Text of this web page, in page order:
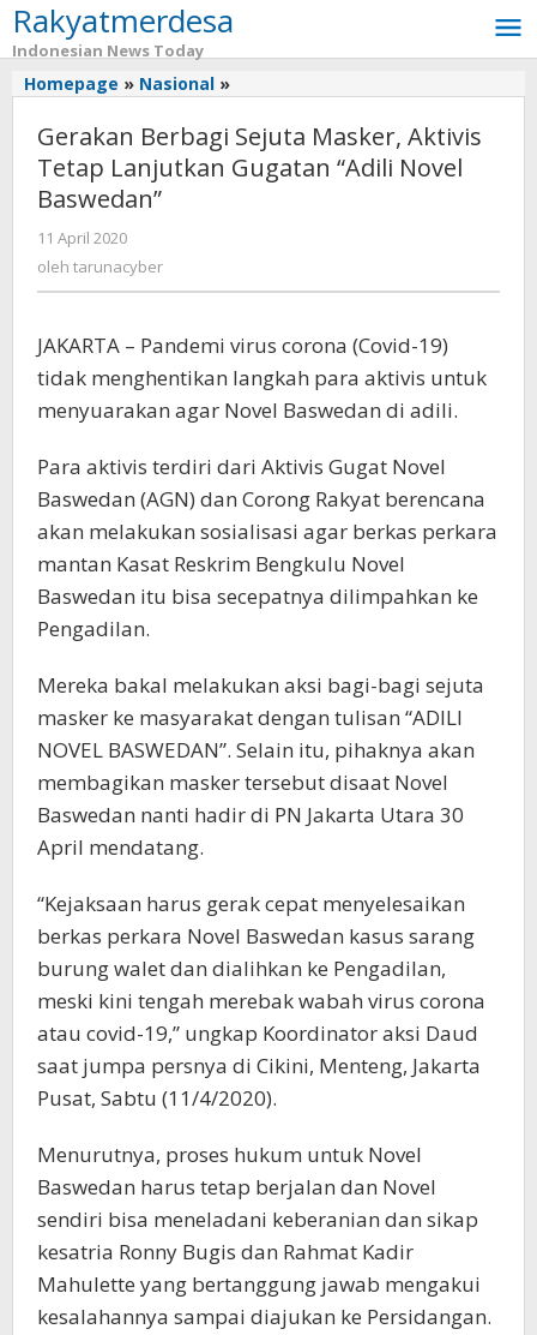
Lewati
ke
konten
Rakyatmerdesa
Indonesian News Today
Homepage » Nasional »
Sejuta
Masker,
Aktivis
"Adili
Baswedan"
Gerakan Berbagi Sejuta Masker, Aktivis
Tetap Lanjutkan Gugatan “Adili Novel
Baswedan”
11 April 2020
tarunacyber
oleh tarunacyber
JAKARTA – Pandemi virus corona (Covid-19)
tidak menghentikan langkah para aktivis untuk
menyuarakan agar Novel Baswedan di adili.
Para aktivis terdiri dari Aktivis Gugat Novel
Baswedan (AGN) dan Corong Rakyat berencana
akan melakukan sosialisasi agar berkas perkara
mantan Kasat Reskrim Bengkulu Novel
Baswedan itu bisa secepatnya dilimpahkan ke
Pengadilan.
Mereka bakal melakukan aksi bagi-bagi sejuta
masker ke masyarakat dengan tulisan “ADILI
NOVEL BASWEDAN”. Selain itu, pihaknya akan
membagikan masker tersebut disaat Novel
Baswedan nanti hadir di PN Jakarta Utara 30
April mendatang.
“Kejaksaan harus gerak cepat menyelesaikan
berkas perkara Novel Baswedan kasus sarang
burung walet dan dialihkan ke Pengadilan,
meski kini tengah merebak wabah virus corona
atau covid-19,” ungkap Koordinator aksi Daud
saat jumpa persnya di Cikini, Menteng, Jakarta
Pusat, Sabtu (11/4/2020).
Menurutnya, proses hukum untuk Novel
Baswedan harus tetap berjalan dan Novel
sendiri bisa meneladani keberanian dan sikap
kesatria Ronny Bugis dan Rahmat Kadir
Mahulette yang bertanggung jawab mengakui
kesalahannya sampai diajukan ke Persidangan.